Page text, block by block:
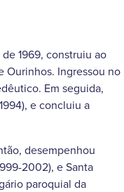
1969, construiu ao
Ourinhos. Ingressou no
Em seguida,
e concluiu a
desempenhou
2002), e Santa
paroquial da